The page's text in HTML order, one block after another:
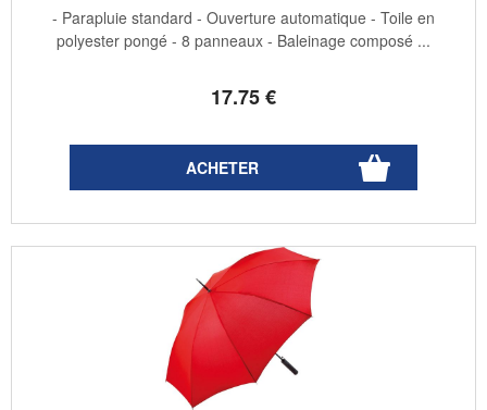
17.75€
- Parapluie standard - Ouverture automatique - Toile en
polyester pongé - 8 panneaux - Baleinage composé ...